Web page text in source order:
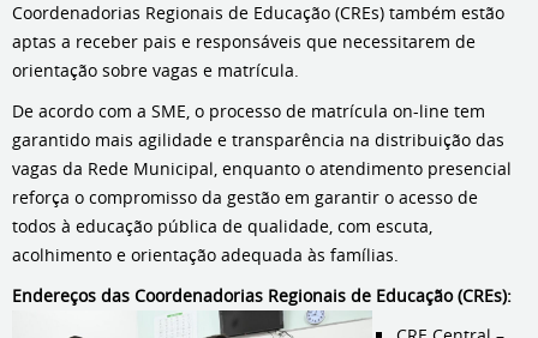
Coordenadorias Regionais de Educação (CREs) também estão
aptas a receber pais e responsáveis que necessitarem de
orientação sobre vagas e matrícula.
De acordo com a SME, o processo de matrícula on-line tem
garantido mais agilidade e transparência na distribuição das
vagas da Rede Municipal, enquanto o atendimento presencial
reforça o compromisso da gestão em garantir o acesso de
todos à educação pública de qualidade, com escuta,
acolhimento e orientação adequada às famílias.
Endereços das Coordenadorias Regionais de Educação (CREs):